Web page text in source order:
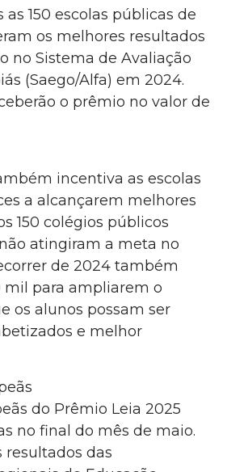
as 150 escolas públicas de
os melhores resultados
no Sistema de Avaliação
(Saego/Alfa) em 2024.
o prêmio no valor de
incentiva as escolas
a alcançarem melhores
150 colégios públicos
atingiram a meta no
de 2024 também
mil para ampliarem o
os alunos possam ser
e melhor
do Prêmio Leia 2025
no final do mês de maio.
resultados das